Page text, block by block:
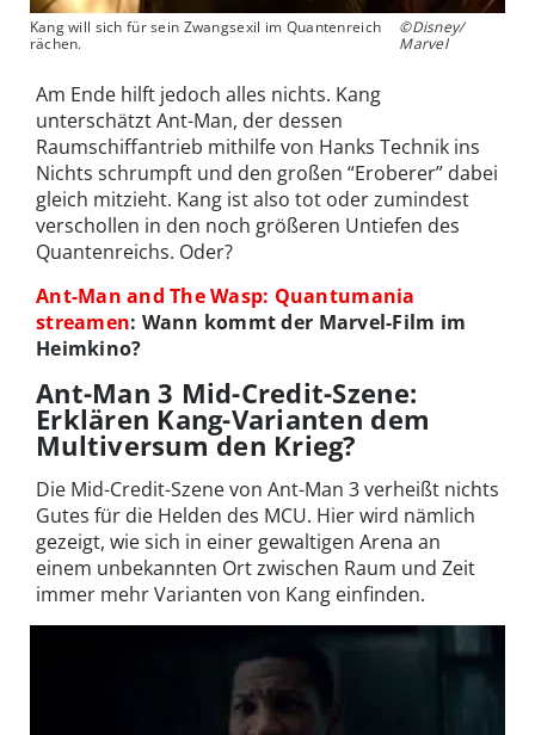
Kang will sich für sein Zwangsexil im Quantenreich
rächen.
©Disney/
Marvel
Am Ende hilft jedoch alles nichts. Kang
unterschätzt Ant-Man, der dessen
Raumschiffantrieb mithilfe von Hanks Technik ins
Nichts schrumpft und den großen “Eroberer” dabei
gleich mitzieht. Kang ist also tot oder zumindest
verschollen in den noch größeren Untiefen des
Quantenreichs. Oder?
Ant-Man and The Wasp: Quantumania
streamen: Wann kommt der Marvel-Film im
Heimkino?
Ant-Man 3 Mid-Credit-Szene:
Erklären Kang-Varianten dem
Multiversum den Krieg?
Die Mid-Credit-Szene von Ant-Man 3 verheißt nichts
Gutes für die Helden des MCU. Hier wird nämlich
gezeigt, wie sich in einer gewaltigen Arena an
einem unbekannten Ort zwischen Raum und Zeit
immer mehr Varianten von Kang einfinden.